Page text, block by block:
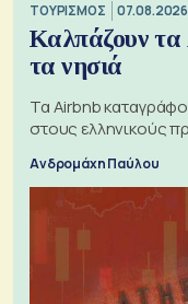
ΤΟΥΡΙΣΜΟΣ
Καλπάζουν
τα νησιά
Τα Airbnb
στους ελληνικούς
Ανδρομάχη Παύλου